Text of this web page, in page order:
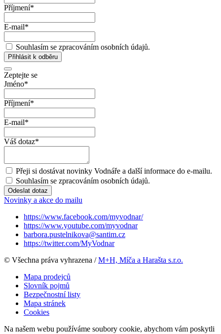
Příjmení*
E-mail*
Souhlasím se zpracováním osobních údajů.
Přihlásit k odběru
Zeptejte se
Jméno*
Příjmení*
E-mail*
Váš dotaz*
Přeji si dostávat novinky Vodnáře a další informace do e-mailu.
Souhlasím se zpracováním osobních údajů.
Odeslat dotaz
Novinky a akce do mailu
https://www.facebook.com/myvodnar/
https://www.youtube.com/myvodnar
barbora.pustelnikova@santim.cz
https://twitter.com/MyVodnar
© Všechna práva vyhrazena /M+H, Míča a Harašta s.r.o.
Mapa prodejců
Slovník pojmů
Bezpečnostní listy
Mapa stránek
Cookies
Na našem webu používáme soubory cookie, abychom vám poskytli